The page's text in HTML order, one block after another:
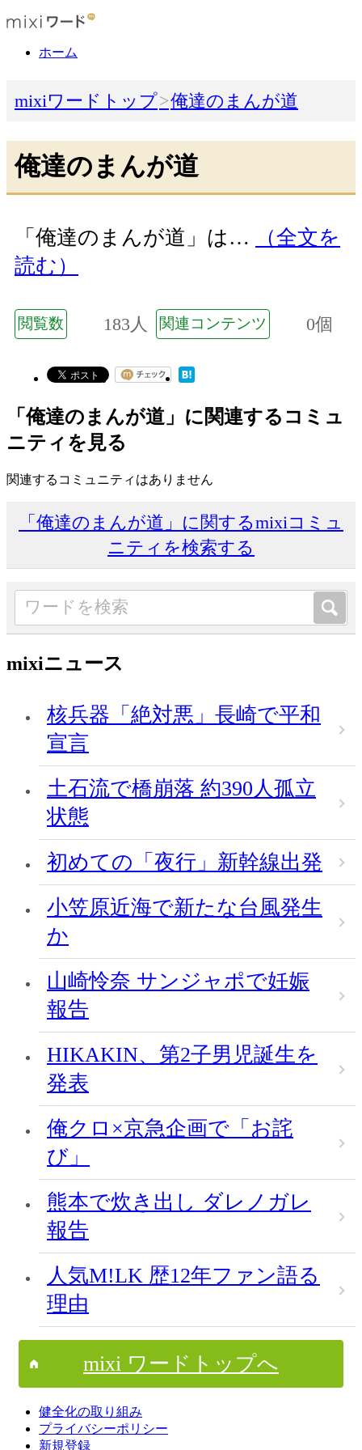
ホーム
mixiワードトップ 俺達のまんが道
俺達のまんが道
「俺達のまんが道」は…
（全文を
読む）
閲覧数 183人 関連コンテンツ 0個
「俺達のまんが道」に関連するコミュ
ニティを見る
関連するコミュニティはありません
「俺達のまんが道」に関するmixiコミュ
ニティを検索する
mixiニュース
核兵器「絶対悪」長崎で平和
宣言
土石流で橋崩落 約390人孤立
状態
初めての「夜行」新幹線出発
小笠原近海で新たな台風発生
か
山崎怜奈 サンジャポで妊娠
報告
HIKAKIN、第2子男児誕生を
発表
俺クロ×京急企画で「お詫
び」
熊本で炊き出し ダレノガレ
報告
人気M!LK 歴12年ファン語る
理由
mixi ワードトップへ
健全化の取り組み
プライバシーポリシー
新規登録